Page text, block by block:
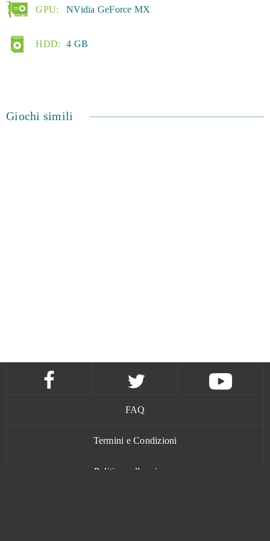
GPU: NVidia GeForce MX
HDD: 4 GB
Giochi simili
FAQ
Termini e Condizioni
Politica sulla privacy